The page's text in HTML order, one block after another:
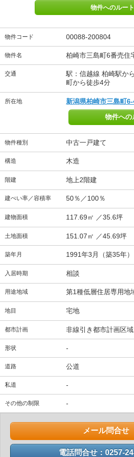
物件へのルー
物件コード 00088-200804
物件名 柏崎市三島町6番売住
交通
駅：信越線 柏崎駅か
町から徒歩4分
所在地 新潟県柏崎市三島町
物件への
物件種別 中古一戸建て
構造 木造
階建 地上2階建
建ぺい率／容積率 50％／100％
建物面積 117.69㎡ ／35.6坪
土地面積 151.07㎡ ／45.69坪
築年月 1991年3月（築35年）
入居時期 相談
用途地域 第1種低層住居専用地
地目 宅地
都市計画 非線引き都市計画区域
形状 -
道路 公道
私道 -
その他の制限 -
メール問合せ
電話問合せ：0257-